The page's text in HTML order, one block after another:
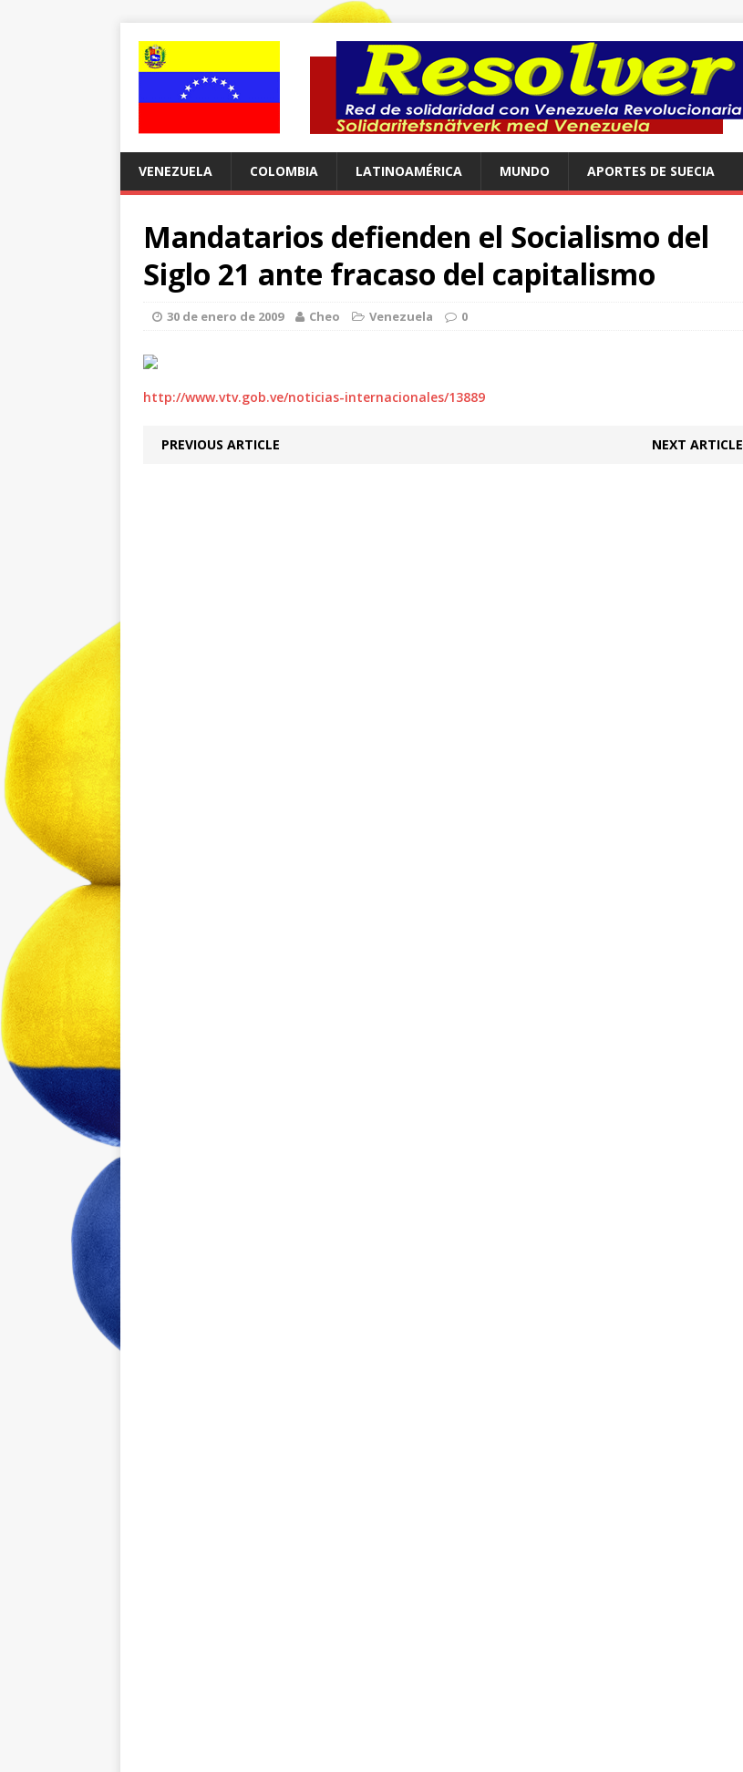
VENEZUELA COLOMBIA LATINOAMÉRICA MUNDO APORTES DE SUECIA
Mandatarios defienden el Socialismo del
Siglo 21 ante fracaso del capitalismo
30 de enero de 2009 Cheo Venezuela 0
http://www.vtv.gob.ve/noticias-internacionales/13889
PREVIOUS ARTICLE NEXT ARTICLE